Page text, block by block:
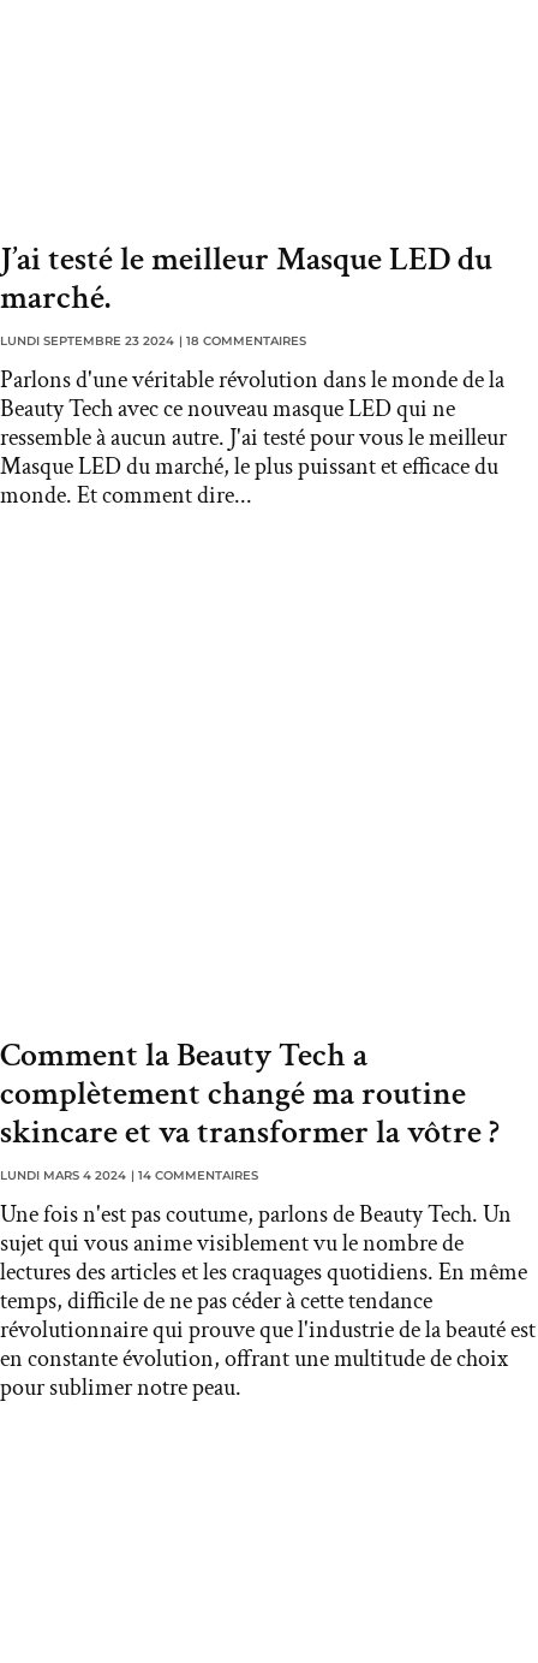
J’ai testé le meilleur Masque LED du
marché.
LUNDI SEPTEMBRE 23 2024 | 18 COMMENTAIRES
Parlons d'une véritable révolution dans le monde de la
Beauty Tech avec ce nouveau masque LED qui ne
ressemble à aucun autre. J'ai testé pour vous le meilleur
Masque LED du marché, le plus puissant et efficace du
monde. Et comment dire...
Comment la Beauty Tech a
complètement changé ma routine
skincare et va transformer la vôtre ?
LUNDI MARS 4 2024 | 14 COMMENTAIRES
Une fois n'est pas coutume, parlons de Beauty Tech. Un
sujet qui vous anime visiblement vu le nombre de
lectures des articles et les craquages quotidiens. En même
temps, difficile de ne pas céder à cette tendance
révolutionnaire qui prouve que l'industrie de la beauté est
en constante évolution, offrant une multitude de choix
pour sublimer notre peau.